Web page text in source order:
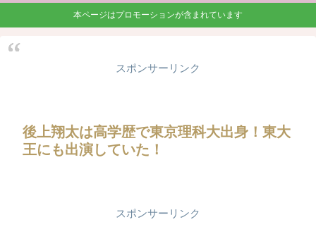
本ページはプロモーションが含まれています
スポンサーリンク
後上翔太は高学歴で東京理科大出身！東大
王にも出演していた！
スポンサーリンク